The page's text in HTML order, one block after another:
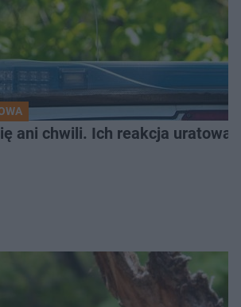
ani chwili. Ich reakcja